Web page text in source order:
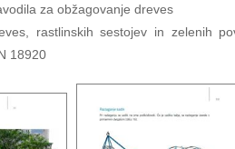
za obžagovanje dreves
rastlinskih sestojev in zelenih
18920